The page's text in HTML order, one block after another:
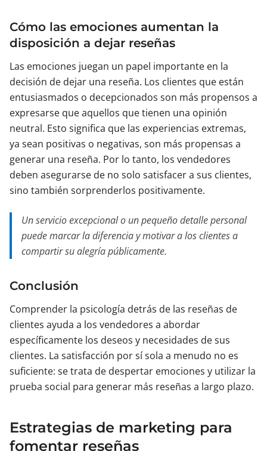
Cómo las emociones aumentan la
disposición a dejar reseñas
Las emociones juegan un papel importante en la
decisión de dejar una reseña. Los clientes que están
entusiasmados o decepcionados son más propensos a
expresarse que aquellos que tienen una opinión
neutral. Esto significa que las experiencias extremas,
ya sean positivas o negativas, son más propensas a
generar una reseña. Por lo tanto, los vendedores
deben asegurarse de no solo satisfacer a sus clientes,
sino también sorprenderlos positivamente.
Un servicio excepcional o un pequeño detalle personal
puede marcar la diferencia y motivar a los clientes a
compartir su alegría públicamente.
Conclusión
Comprender la psicología detrás de las reseñas de
clientes ayuda a los vendedores a abordar
específicamente los deseos y necesidades de sus
clientes. La satisfacción por sí sola a menudo no es
suficiente: se trata de despertar emociones y utilizar la
prueba social para generar más reseñas a largo plazo.
Estrategias de marketing para
fomentar reseñas